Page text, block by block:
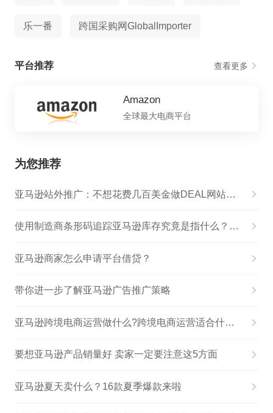
乐一番 跨国采购网GlobalImporter
平台推荐 查看更多
Amazon
全球最大电商平台
为您推荐
亚马逊站外推广：不想花费几百美金做DEAL网站是否有性价比更高的发布促销渠道呢
使用制造商条形码追踪亚马逊库存究竟是指什么？点击查看详情
亚马逊商家怎么申请平台借贷？
带你进一步了解亚马逊广告推广策略
亚马逊跨境电商运营做什么?跨境电商运营适合什么行业做?
要想亚马逊产品销量好 卖家一定要注意这5方面
亚马逊夏天卖什么？16款夏季爆款来啦